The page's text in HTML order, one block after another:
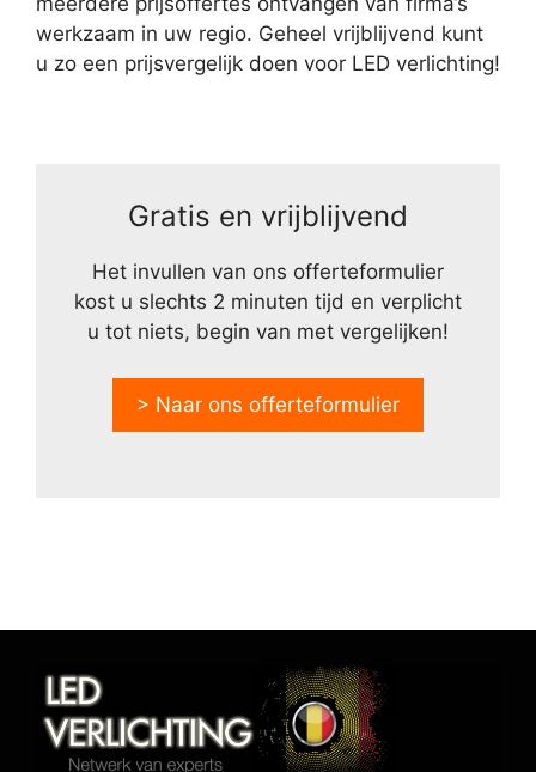
werkzaam in uw regio. Geheel vrijblijvend kunt
u zo een prijsvergelijk doen voor LED verlichting!
Gratis en vrijblijvend
Het invullen van ons offerteformulier
kost u slechts 2 minuten tijd en verplicht
u tot niets, begin van met vergelijken!
> Naar ons offerteformulier